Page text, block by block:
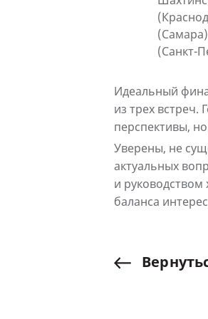
(Санкт-
Идеальный
из трех
перспективы,
Уверены, не
актуальных
и руководством
баланса